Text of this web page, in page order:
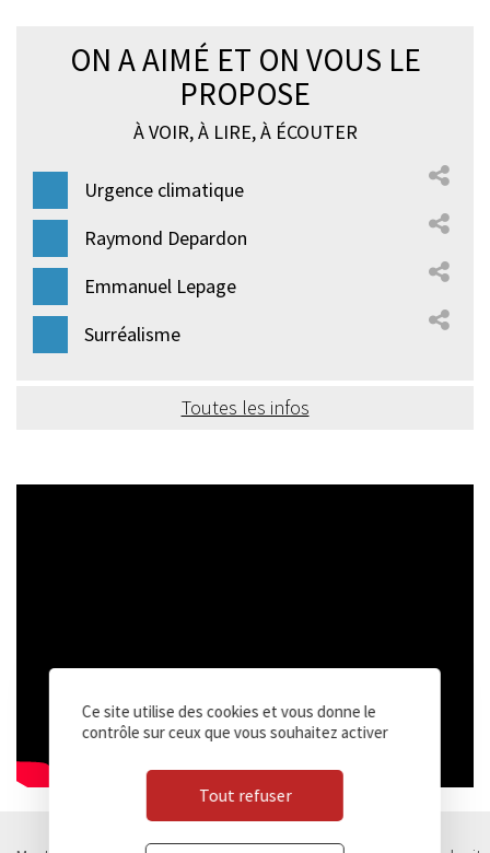
ON A AIMÉ ET ON VOUS LE
PROPOSE
À VOIR, À LIRE, À ÉCOUTER
Urgence climatique
Raymond Depardon
Emmanuel Lepage
Surréalisme
Toutes les infos
Ce site utilise des cookies et vous donne le
contrôle sur ceux que vous souhaitez activer
Tout refuser